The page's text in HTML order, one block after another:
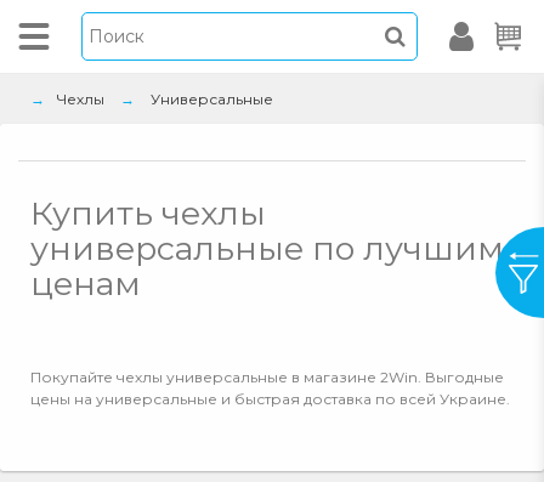
Чехлы Универсальные
Купить чехлы
универсальные по лучшим
ценам
Покупайте чехлы универсальные в магазине 2Win. Выгодные
цены на универсальные и быстрая доставка по всей Украине.